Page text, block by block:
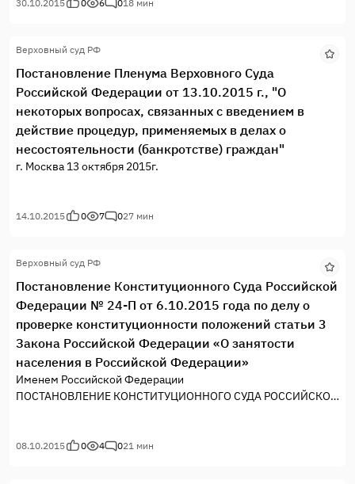
жалобами граждан И.С. Билера, П.А. Гурьянова, Н.А.
30.10.2015 0 6 018 мин
Верховный суд РФ
Постановление Пленума Верховного Суда
Российской Федерации от 13.10.2015 г., "О
некоторых вопросах, связанных с введением в
действие процедур, применяемых в делах о
несостоятельности (банкротстве) граждан"
г. Москва 13 октября 2015г.
14.10.2015 0 7 027 мин
Верховный суд РФ
Постановление Конституционного Суда Российской
Федерации № 24-П от 6.10.2015 года по делу о
проверке конституционности положений статьи 3
Закона Российской Федерации «О занятости
населения в Российской Федерации»
Именем Российской Федерации
ПОСТАНОВЛЕНИЕ КОНСТИТУЦИОННОГО СУДА РОССИЙСКОЙ
08.10.2015 0 4 021 мин